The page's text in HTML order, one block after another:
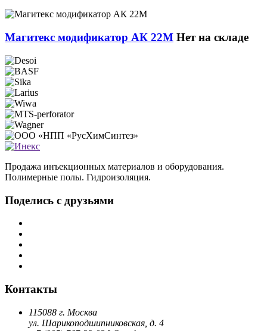
Магитекс модификатор АК 22М Нет на складе
Продажа инъекционных материалов и оборудования.
Полимерные полы. Гидроизоляция.
Поделись с друзьями
Контакты
115088 г. Москва
ул. Шарикоподшипниковская, д. 4